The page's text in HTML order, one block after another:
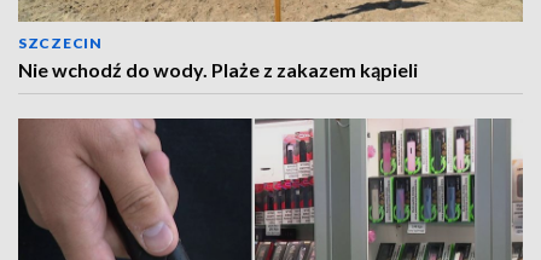
SZCZECIN
Nie wchodź do wody. Plaże z zakazem kąpieli